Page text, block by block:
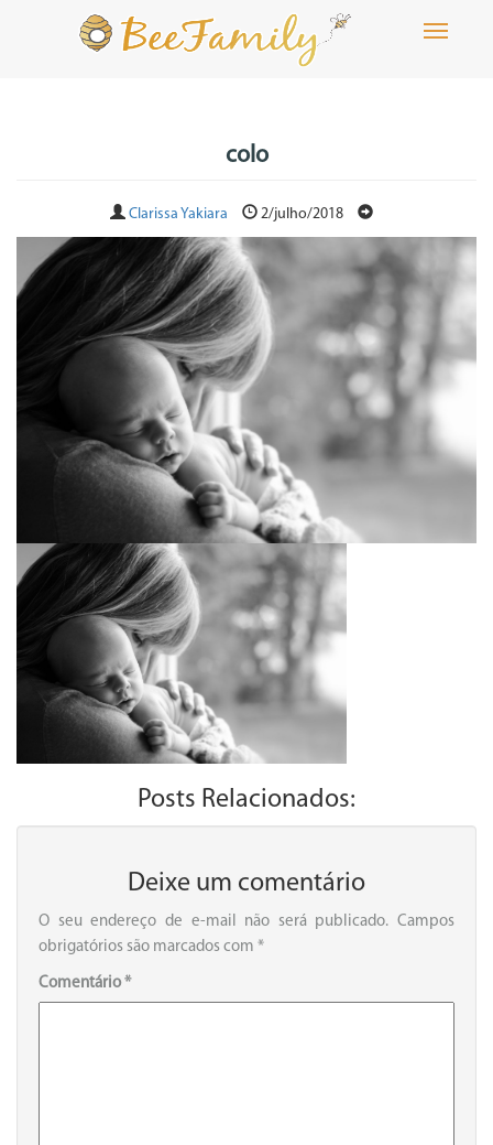
Toggle
colo
Clarissa Yakiara 2/julho/2018
Posts Relacionados:
Deixe um comentário
O seu endereço de e-mail não será publicado. Campos
obrigatórios são marcados com *
Comentário*